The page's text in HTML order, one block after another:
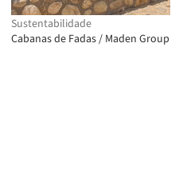
Sustentabilidade
Cabanas de Fadas / Maden Group